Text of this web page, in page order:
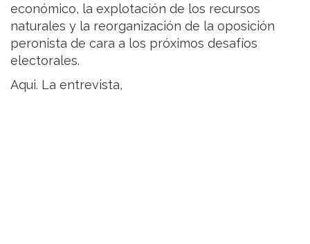
económico, la explotación de los recursos
naturales y la reorganización de la oposición
peronista de cara a los próximos desafíos
electorales.
Aqui. La entrevista,